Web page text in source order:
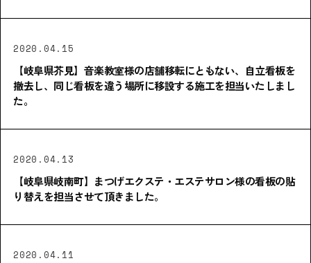
2020.04.15
【岐阜県芥見】音楽教室様の店舗移転にともない、自立看板を
撤去し、同じ看板を違う場所に移設する施工を担当いたしまし
た。
2020.04.13
【岐阜県岐南町】まつげエクステ・エステサロン様の看板の貼
り替えを担当させて頂きました。
2020.04.11